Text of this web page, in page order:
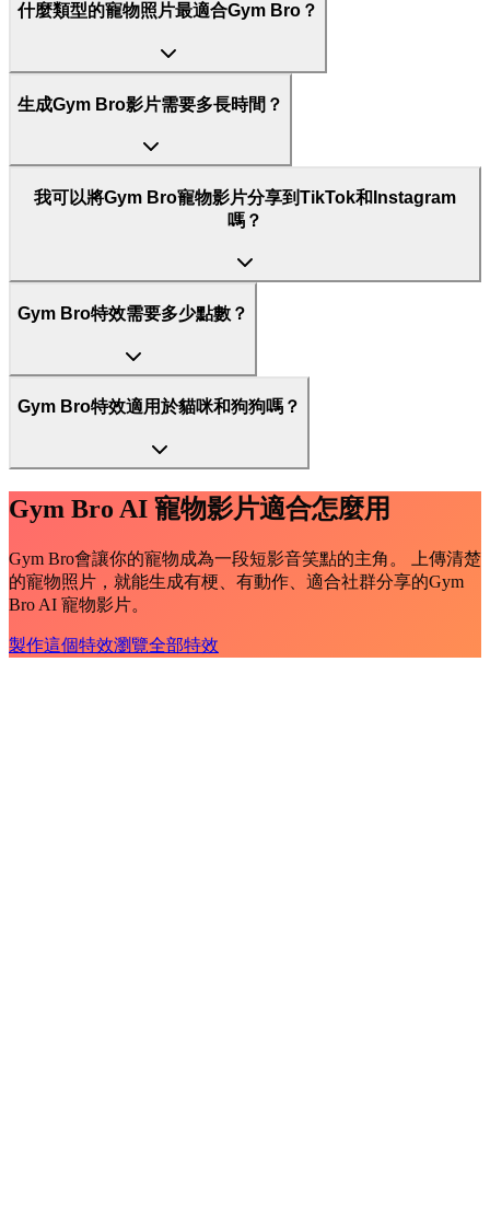
什麼類型的寵物照片最適合Gym Bro？
生成Gym Bro影片需要多長時間？
我可以將Gym Bro寵物影片分享到TikTok和Instagram
嗎？
Gym Bro特效需要多少點數？
Gym Bro特效適用於貓咪和狗狗嗎？
Gym Bro AI 寵物影片適合怎麼用
Gym Bro會讓你的寵物成為一段短影音笑點的主角。 上傳清楚
的寵物照片，就能生成有梗、有動作、適合社群分享的Gym
Bro AI 寵物影片。
製作這個特效瀏覽全部特效